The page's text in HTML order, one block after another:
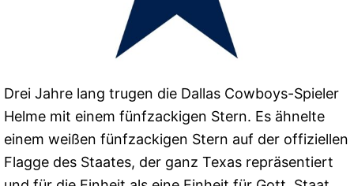
Drei Jahre lang trugen die Dallas Cowboys-Spieler
Helme mit einem fünfzackigen Stern. Es ähnelte
einem weißen fünfzackigen Stern auf der offiziellen
Flagge des Staates, der ganz Texas repräsentiert